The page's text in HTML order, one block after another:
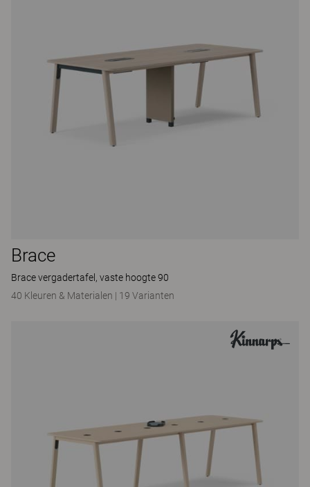
Brace
Brace vergadertafel, vaste hoogte 90
40 Kleuren & Materialen | 19 Varianten